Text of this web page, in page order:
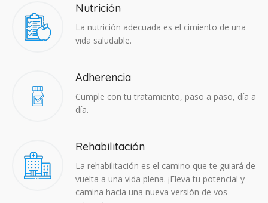
Nutrición
La nutrición adecuada es el cimiento de una
vida saludable.
Adherencia​
Cumple con tu tratamiento, paso a paso, día a
día.
Rehabilitación
La rehabilitación es el camino que te guiará de
vuelta a una vida plena. ¡Eleva tu potencial y
camina hacia una nueva versión de vos